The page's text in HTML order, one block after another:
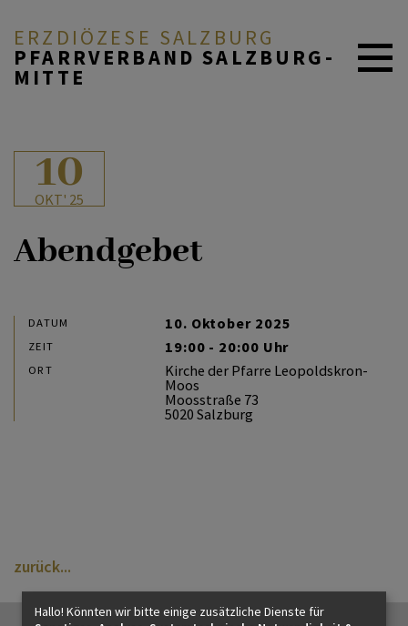
ERZDIÖZESE SALZBURG
PFARRVERBAND SALZBURG-
MITTE
ÜBER UNS
MITEINANDER BETEN
PFARRLEBEN
INNEHALTEN
10
OKT' 25
Abendgebet
DATUM 10. Oktober 2025
ZEIT 19:00 - 20:00 Uhr
ORT
Kirche der Pfarre Leopoldskron-
Moos
Moosstraße 73
5020 Salzburg
zurück
Hallo! Könnten wir bitte einige zusätzliche Dienste für